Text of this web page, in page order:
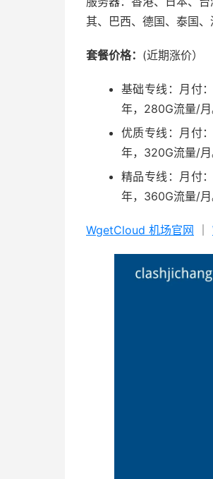
其、巴西、德国、泰国、
套餐价格： (近期涨价）
基础专线：月付
年，280G流量/月
优质专线：月付
年，320G流量/月
精品专线：月付
年，360G流量/月
WgetCloud 机场官网